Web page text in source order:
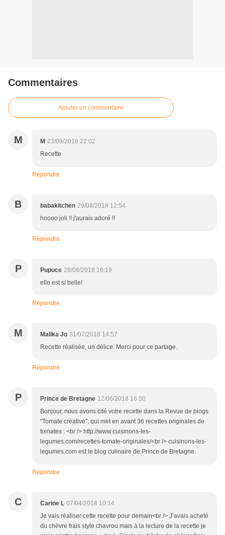
Commentaires
Ajouter un commentaire
M M 23/09/2018 22:02
Recette
Répondre
B babakitchen 29/08/2018 12:54
hoooo joli !! j'aurais adoré !!
Répondre
P Pupuce 28/08/2018 16:19
elle est si belle!
Répondre
M Malika Jo 31/07/2018 14:57
Recette réalisée, un délice. Merci pour ce partage.
Répondre
P Prince de Bretagne 12/06/2018 16:30
Bonjour, nous avons cité votre recette dans la Revue de blogs
"Tomate créative", qui met en avant 36 recettes originales de
tomates : <br /> http://www.cuisinons-les-
legumes.com/recettes-tomate-originales/<br /> cuisinons-les-
legumes.com est le blog culinaire de Prince de Bretagne.
Répondre
C Carine L 07/04/2018 10:14
Je vais réaliser cette recette pour demain<br /> J’avais acheté
du chèvre frais style chavrou mais à la lecture de la recette je